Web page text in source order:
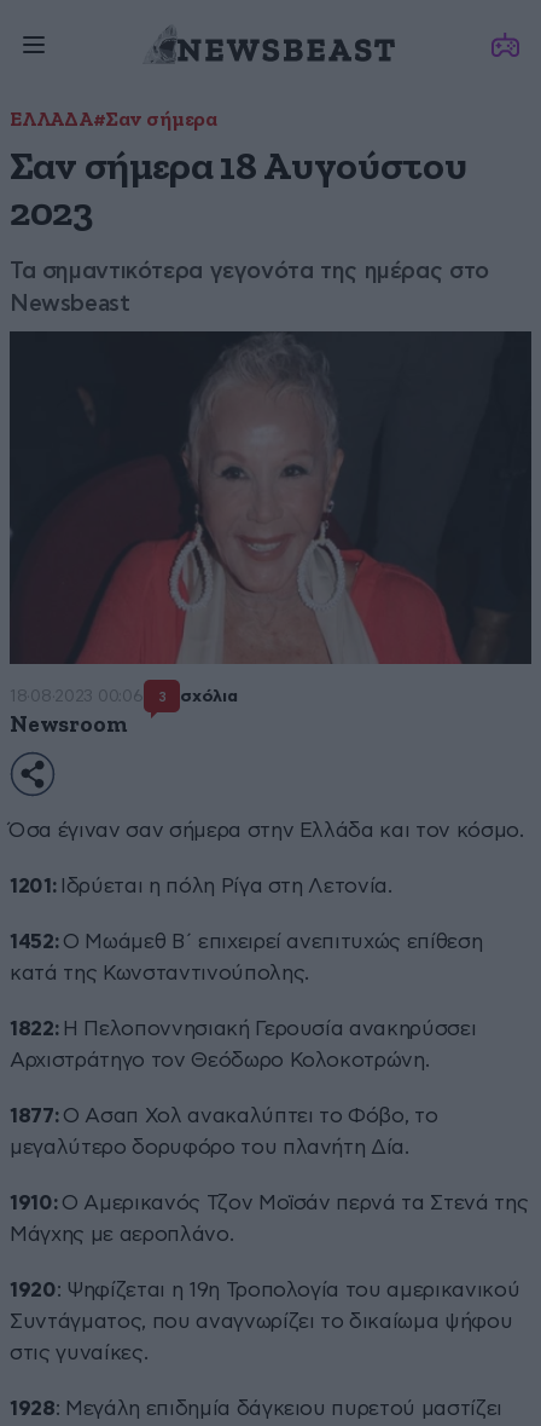
ΕΛΛΑΔΑ#Σαν σήμερα
Σαν σήμερα 18 Αυγούστου
2023
Τα σημαντικότερα γεγονότα της ημέρας στο
Newsbeast
18·08·2023 00:06 3 σχόλια
Newsroom
Όσα έγιναν σαν σήμερα στην Ελλάδα και τον κόσμο.
1201: Ιδρύεται η πόλη Ρίγα στη Λετονία.
1452: Ο Μωάμεθ Β΄ επιχειρεί ανεπιτυχώς επίθεση
κατά της Κωνσταντινούπολης.
1822: Η Πελοποννησιακή Γερουσία ανακηρύσσει
Αρχιστράτηγο τον Θεόδωρο Κολοκοτρώνη.
1877: Ο Ασαπ Χολ ανακαλύπτει το Φόβο, το
μεγαλύτερο δορυφόρο του πλανήτη Δία.
1910: Ο Αμερικανός Τζον Μοϊσάν περνά τα Στενά της
Μάγχης με αεροπλάνο.
1920: Ψηφίζεται η 19η Τροπολογία του αμερικανικού
Συντάγματος, που αναγνωρίζει το δικαίωμα ψήφου
στις γυναίκες.
1928: Μεγάλη επιδημία δάγκειου πυρετού μαστίζει